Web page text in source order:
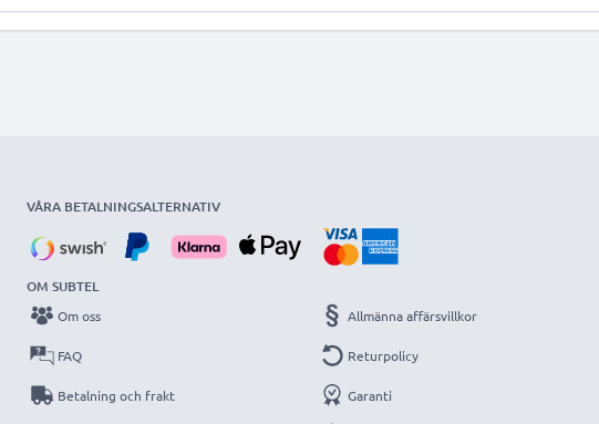
VÅRA BETALNINGSALTERNATIV
OM SUBTEL
Om oss
FAQ
Betalning och frakt
Allmänna affärsvillkor
Returpolicy
Garanti